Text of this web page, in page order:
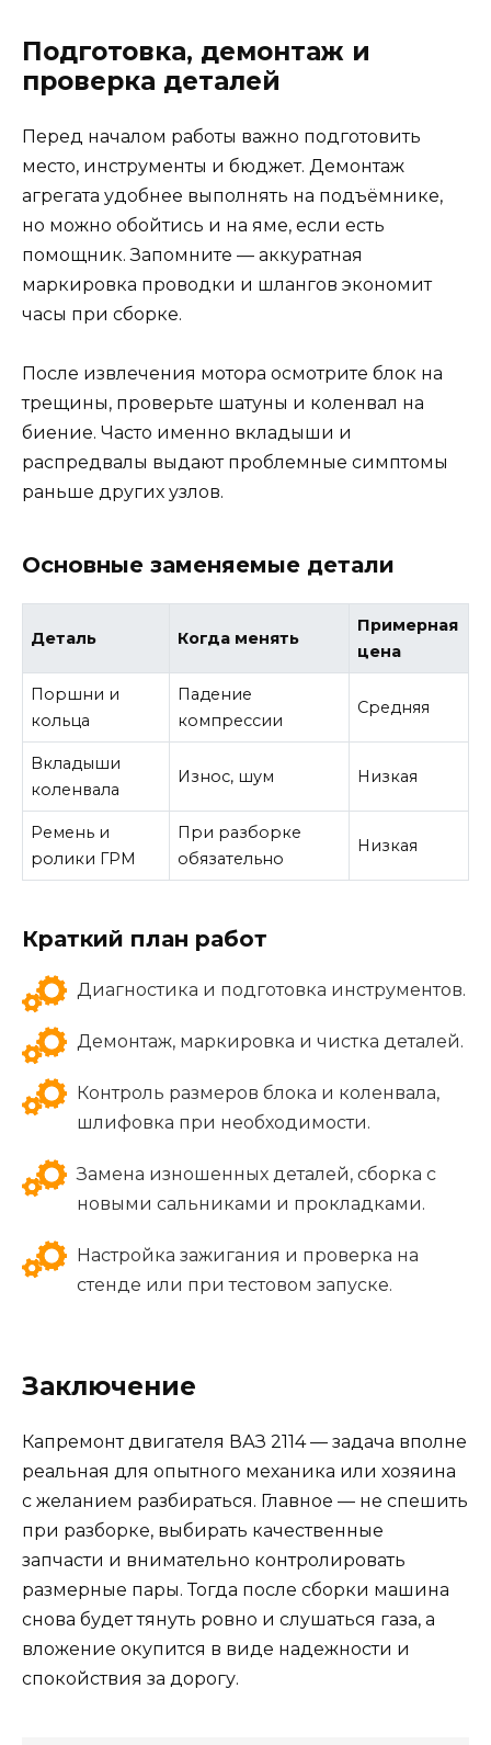
Подготовка, демонтаж и
проверка деталей
Перед началом работы важно подготовить
место, инструменты и бюджет. Демонтаж
агрегата удобнее выполнять на подъёмнике,
но можно обойтись и на яме, если есть
помощник. Запомните — аккуратная
маркировка проводки и шлангов экономит
часы при сборке.
После извлечения мотора осмотрите блок на
трещины, проверьте шатуны и коленвал на
биение. Часто именно вкладыши и
распредвалы выдают проблемные симптомы
раньше других узлов.
Основные заменяемые детали
Деталь Когда менять
Примерная
цена
Поршни и
кольца
Падение
компрессии
Средняя
Вкладыши
коленвала
Износ, шум Низкая
Ремень и
ролики ГРМ
При разборке
обязательно
Низкая
Краткий план работ
Диагностика и подготовка инструментов.
Демонтаж, маркировка и чистка деталей.
Контроль размеров блока и коленвала,
шлифовка при необходимости.
Замена изношенных деталей, сборка с
новыми сальниками и прокладками.
Настройка зажигания и проверка на
стенде или при тестовом запуске.
Заключение
Капремонт двигателя ВАЗ 2114 — задача вполне
реальная для опытного механика или хозяина
с желанием разбираться. Главное — не спешить
при разборке, выбирать качественные
запчасти и внимательно контролировать
размерные пары. Тогда после сборки машина
снова будет тянуть ровно и слушаться газа, а
вложение окупится в виде надежности и
спокойствия за дорогу.